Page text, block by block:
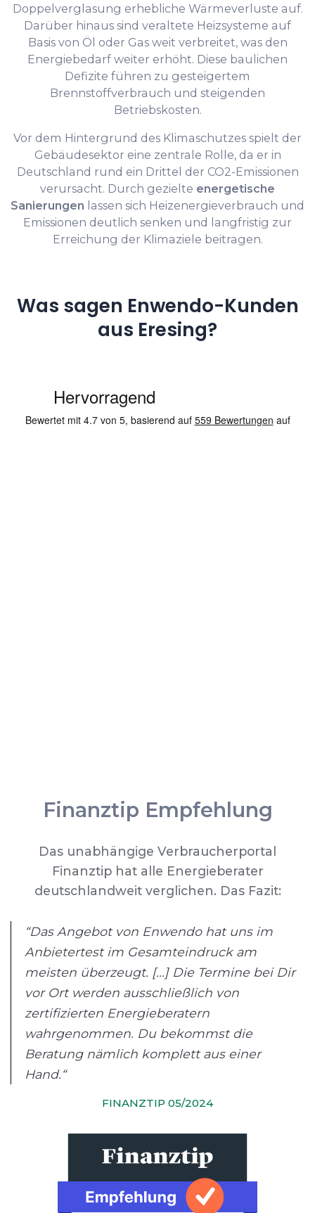
Doppelverglasung erhebliche Wärmeverluste auf.
Darüber hinaus sind veraltete Heizsysteme auf
Basis von Öl oder Gas weit verbreitet, was den
Energiebedarf weiter erhöht. Diese baulichen
Defizite führen zu gesteigertem
Brennstoffverbrauch und steigenden
Betriebskosten.
Vor dem Hintergrund des Klimaschutzes spielt der
Gebäudesektor eine zentrale Rolle, da er in
Deutschland rund ein Drittel der CO2-Emissionen
verursacht. Durch gezielte energetische
Sanierungen lassen sich Heizenergieverbrauch und
Emissionen deutlich senken und langfristig zur
Erreichung der Klimaziele beitragen.
Was sagen Enwendo-Kunden
aus Eresing?
Finanztip Empfehlung
Das unabhängige Verbraucherportal
Finanztip hat alle Energieberater
deutschlandweit verglichen. Das Fazit:
“Das Angebot von Enwendo hat uns im
Anbietertest im Gesamteindruck am
meisten überzeugt. [...] Die Termine bei Dir
vor Ort werden ausschließlich von
zertifizierten Energieberatern
wahrgenommen. Du bekommst die
Beratung nämlich komplett aus einer
Hand.“
FINANZTIP 05/2024